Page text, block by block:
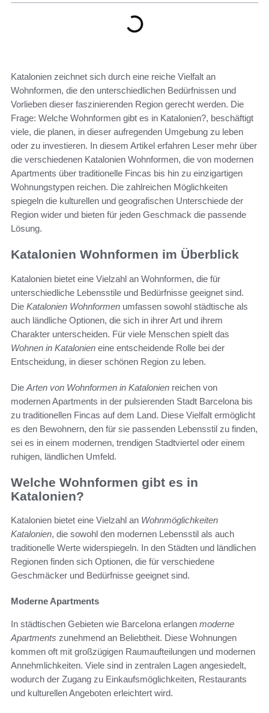
Katalonien zeichnet sich durch eine reiche Vielfalt an
Wohnformen, die den unterschiedlichen Bedürfnissen und
Vorlieben dieser faszinierenden Region gerecht werden. Die
Frage: Welche Wohnformen gibt es in Katalonien?, beschäftigt
viele, die planen, in dieser aufregenden Umgebung zu leben
oder zu investieren. In diesem Artikel erfahren Leser mehr über
die verschiedenen Katalonien Wohnformen, die von modernen
Apartments über traditionelle Fincas bis hin zu einzigartigen
Wohnungstypen reichen. Die zahlreichen Möglichkeiten
spiegeln die kulturellen und geografischen Unterschiede der
Region wider und bieten für jeden Geschmack die passende
Lösung.
Katalonien Wohnformen im Überblick
Katalonien bietet eine Vielzahl an Wohnformen, die für
unterschiedliche Lebensstile und Bedürfnisse geeignet sind.
Die Katalonien Wohnformen umfassen sowohl städtische als
auch ländliche Optionen, die sich in ihrer Art und ihrem
Charakter unterscheiden. Für viele Menschen spielt das
Wohnen in Katalonien eine entscheidende Rolle bei der
Entscheidung, in dieser schönen Region zu leben.
Die Arten von Wohnformen in Katalonien reichen von
modernen Apartments in der pulsierenden Stadt Barcelona bis
zu traditionellen Fincas auf dem Land. Diese Vielfalt ermöglicht
es den Bewohnern, den für sie passenden Lebensstil zu finden,
sei es in einem modernen, trendigen Stadtviertel oder einem
ruhigen, ländlichen Umfeld.
Welche Wohnformen gibt es in
Katalonien?
Katalonien bietet eine Vielzahl an Wohnmöglichkeiten
Katalonien, die sowohl den modernen Lebensstil als auch
traditionelle Werte widerspiegeln. In den Städten und ländlichen
Regionen finden sich Optionen, die für verschiedene
Geschmäcker und Bedürfnisse geeignet sind.
Moderne Apartments
In städtischen Gebieten wie Barcelona erlangen moderne
Apartments zunehmend an Beliebtheit. Diese Wohnungen
kommen oft mit großzügigen Raumaufteilungen und modernen
Annehmlichkeiten. Viele sind in zentralen Lagen angesiedelt,
wodurch der Zugang zu Einkaufsmöglichkeiten, Restaurants
und kulturellen Angeboten erleichtert wird.